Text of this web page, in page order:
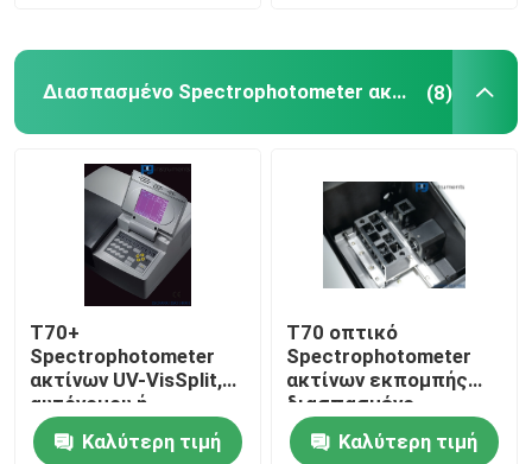
Διασπασμένο Spectrophotometer ακτίνων (8)
T70+
Spectrophotometer
ακτίνων UV-VisSplit,
αυτόνομου ή
λογισμικού έλεγχος,
για την εκπαίδευση
Καλύτερη τιμή
T70 οπτικό
Spectrophotometer
ακτίνων εκπομπής
διασπασμένο,
φωτομετρική σειρά -
0.3 - 3.0Abs
Καλύτερη τιμή